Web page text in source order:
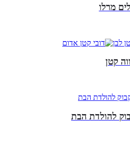
מרלו
קטן
להולדת הבת